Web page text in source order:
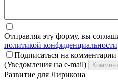
Отправляя эту форму, вы
политикой конфиденциальности
Подписаться на
(Уведомления на e-mail)
Развитие для Лирикона